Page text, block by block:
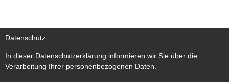
Datenschutz
In dieser Datenschutzerklärung informieren wir Sie über die
Verarbeitung Ihrer personenbezogenen Daten.